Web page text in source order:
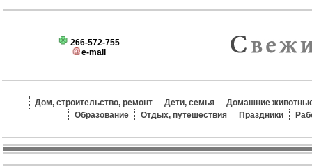
266-572-755
e-mail
Дом, строительство, ремонт Дети, семья
Домашние
Образование
Отдых, путешествия Праздники